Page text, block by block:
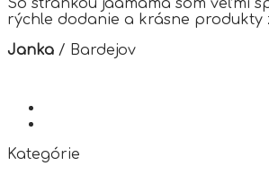
rýchle dodanie a krásne produkty
Janka / Bardejov
Kategórie